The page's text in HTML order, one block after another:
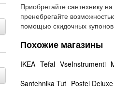
Приобретайте сантехнику
пренебрегайте
помощью скидочных
Похожие магазины
IKEA Tefal VseInstrumenti
Santehnika Tut Postel Deluxe